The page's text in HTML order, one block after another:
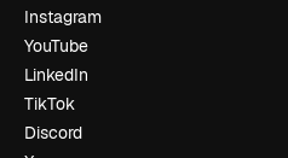
Instagram
YouTube
LinkedIn
TikTok
Discord